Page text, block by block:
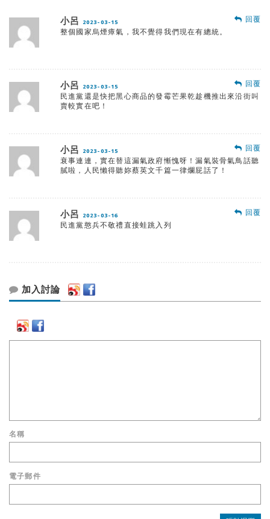
小呂 2023-03-15
整個國家烏煙瘴氣，我不覺得我們現在有總統。
回覆
小呂 2023-03-15
民進黨還是快把黑心商品的發霉芒果乾趁機推出來沿街叫
賣較實在吧！
回覆
小呂 2023-03-15
衰事連連，實在替這漏氣政府慚愧呀！漏氣裝骨氣鳥話聽
膩啦，人民懶得聽妳蔡英文千篇一律爛屁話了！
回覆
小呂 2023-03-16
民進黨憨兵不敬禮直接蛙跳入列
回覆
加入討論
名稱
電子郵件